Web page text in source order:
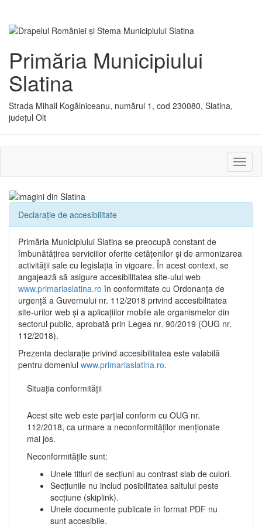
Primăria Municipiului
Slatina
Strada Mihail Kogălniceanu, numărul 1, cod 230080, Slatina,
județul Olt
sau
Declarație de accesibilitate
Primăria Municipiului Slatina se preocupă constant de
îmbunătățirea serviciilor oferite cetățenilor și de armonizarea
activității sale cu legislația în vigoare. În acest context, se
angajează să asigure accesibilitatea site-ului web
www.primariaslatina.ro în conformitate cu Ordonanța de
urgență a Guvernului nr. 112/2018 privind accesibilitatea
site-urilor web și a aplicațiilor mobile ale organismelor din
sectorul public, aprobată prin Legea nr. 90/2019 (OUG nr.
112/2018).
Prezenta declarație privind accesibilitatea este valabilă
pentru domeniul www.primariaslatina.ro.
Situația conformității
Acest site web este parțial conform cu OUG nr.
112/2018, ca urmare a neconformităților menționate
mai jos.
Neconformitățile sunt:
Unele titluri de secțiuni au contrast slab de culori.
Secțiunile nu includ posibilitatea saltului peste
secțiune (skiplink).
Unele documente publicate în format PDF nu
sunt accesibile.